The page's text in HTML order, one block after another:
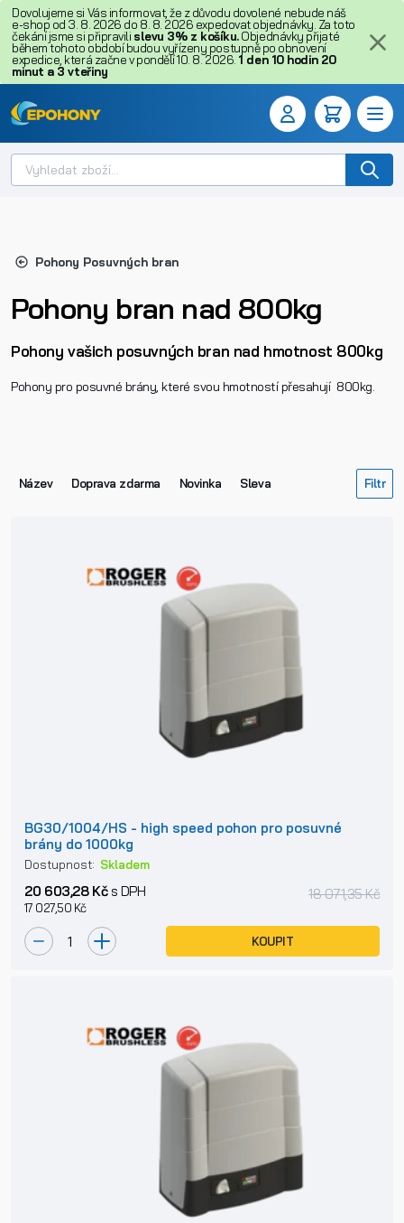
Dovolujeme si Vás informovat, že z důvodu dovolené nebude náš
e-shop od 3. 8. 2026 do 8. 8. 2026 expedovat objednávky. Za toto
čekání jsme si připravili slevu 3% z košíku.Objednávky přijaté
během tohoto období budou vyřízeny postupně po obnovení
expedice, která začne v pondělí 10. 8. 2026. 1 den 10 hodin 20
minut a 2 vteřiny
Pohony Posuvných bran
Pohony bran nad 800kg
Pohony vašich posuvných bran nad hmotnost 800kg
Pohony pro posuvné brány, které svou hmotností přesahují 800kg.
Název Doprava zdarma Novinka Sleva
BG30/1004/HS - high speed pohon pro posuvné
brány do 1000kg
Dostupnost: Skladem
20 603,28 Kčs DPH
17 027,50 Kč
18 071,35 Kč
KOUPIT